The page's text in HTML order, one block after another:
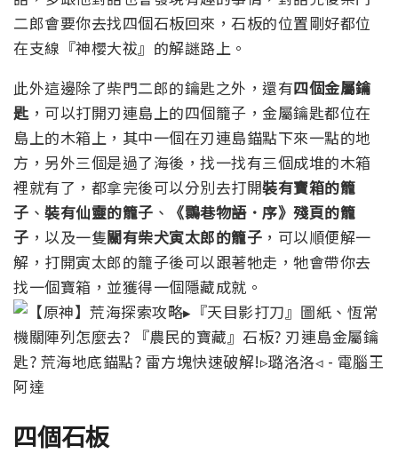
二郎會要你去找四個石板回來，石板的位置剛好都位
在支線『神櫻大祓』的解謎路上。
此外這邊除了柴門二郎的鑰匙之外，還有四個金屬鑰
匙，可以打開刃連島上的四個籠子，金屬鑰匙都位在
島上的木箱上，其中一個在刃連島錨點下來一點的地
方，另外三個是過了海後，找一找有三個成堆的木箱
裡就有了，都拿完後可以分別去打開裝有寶箱的籠
子 、 裝有仙靈的籠子 、 《䴉巷物語．序》殘頁的籠
子 ，以及一隻關有柴犬寅太郎的籠子 ，可以順便解一
解，打開寅太郎的籠子後可以跟著牠走，牠會帶你去
找一個寶箱，並獲得一個隱藏成就。
四個石板